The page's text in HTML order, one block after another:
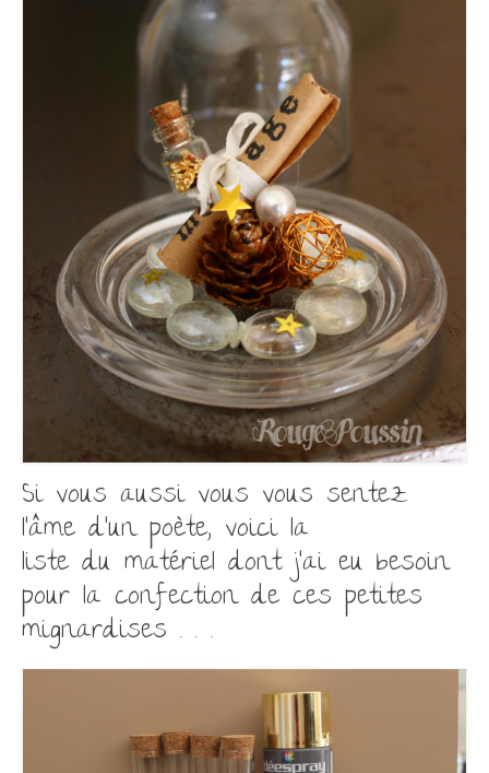
Si vous aussi vous vous sentez
l’âme d’un poète, voici la
liste du matériel dont j’ai eu besoin
pour la confection de ces petites
mignardises . . .